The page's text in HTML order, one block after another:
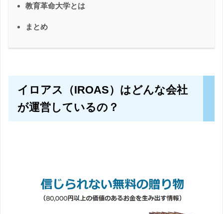
教育革命大学とは
まとめ
イロアス（IROAS）はどんな会社
が運営しているの？